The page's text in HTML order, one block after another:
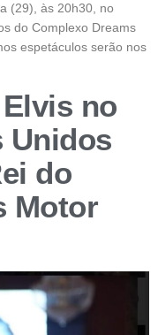
(29), às 20h30, no
do Complexo Dreams
espetáculos serão nos
no
Unidos
do
Motor